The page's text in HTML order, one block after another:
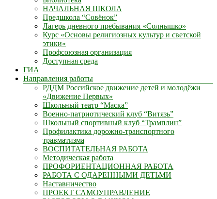
НАЧАЛЬНАЯ ШКОЛА
Предшкола “Совёнок”
Лагерь дневного пребывания «Солнышко»
Курс «Основы религиозных культур и светской
этики»
Профсоюзная организация
Доступная среда
ГИА
Направления работы
РДДМ Российское движение детей и молодёжи
«Движение Первых»
Школьный театр “Маска”
Военно-патриотический клуб “Витязь”
Школьный спортивный клуб “Трамплин”
Профилактика дорожно-транспортного
травматизма
ВОСПИТАТЕЛЬНАЯ РАБОТА
Методическая работа
ПРОФОРИЕНТАЦИОННАЯ РАБОТА
РАБОТА С ОДАРЕННЫМИ ДЕТЬМИ
Наставничество
ПРОЕКТ САМОУПРАВЛЕНИЕ